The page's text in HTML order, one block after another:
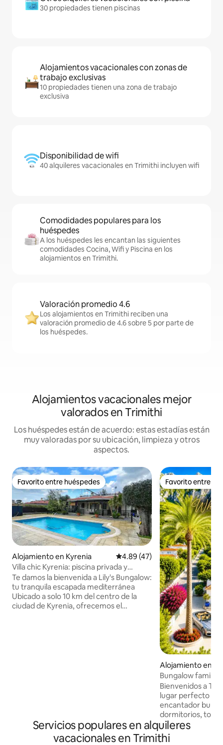
30 propiedades tienen piscinas
Alojamientos vacacionales con zonas de
trabajo exclusivas
10 propiedades tienen una zona de trabajo
exclusiva
Disponibilidad de wifi
40 alquileres vacacionales en Trimithi incluyen wifi
Comodidades populares para los
huéspedes
A los huéspedes les encantan las siguientes
comodidades Cocina, Wifi y Piscina en los
alojamientos en Trimithi.
Valoración promedio 4.6
Los alojamientos en Trimithi reciben una
valoración promedio de 4.6 sobre 5 por parte de
los huéspedes.
Alojamientos vacacionales mejor
valorados en Trimithi
Los huéspedes están de acuerdo: estas estadías están
muy valoradas por su ubicación, limpieza y otros
aspectos.
Favorito entre huéspedes
Favorito entre huéspedes
Alojamiento en Kyrenia Calificación promedio: 4.89 de
4.89 (47)
Villa chic Kyrenia: piscina privada y
chimenea
Te damos la bienvenida a Lily's Bungalow:
tu tranquila escapada mediterránea
Ubicado a solo 10 km del centro de la
ciudad de Kyrenia, ofrecemos el
Bungalow.
Favorito entre
Favorito entre
Alojamiento en
Bungalow
Kyrenia, Chipre
Bienvenidos a
lugar perfecto para
encantador
dormitorios,
con piscina
Edremit, Kyrenia,
Nuestra casa está
Servicios populares en alquileres
vacacionales en Trimithi